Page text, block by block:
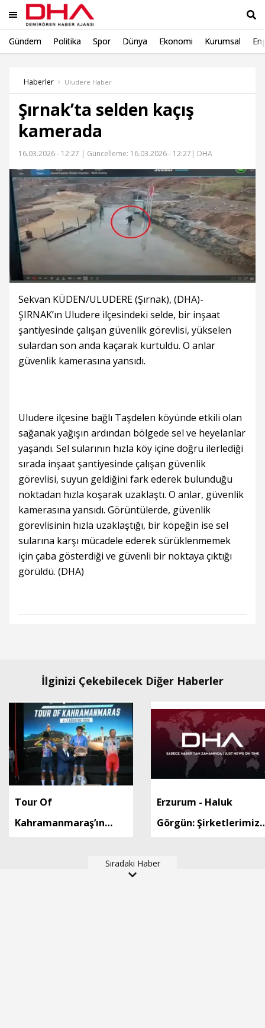
Gündem Politika Spor Dünya Ekonomi Kurumsal
Haberler Uludere Haber
Şırnak’ta selden kaçış
kamerada
16.03.2026 - 12:27 | Güncelleme: 16.03.2026 - 12:27 | DHA
Sekvan KÜDEN/ULUDERE (Şırnak), (DHA)-
ŞIRNAK’ın Uludere ilçesindeki selde, bir inşaat
şantiyesinde çalışan güvenlik görevlisi, yükselen
sulardan son anda kaçarak kurtuldu. O anlar
güvenlik kamerasına yansıdı.
Uludere ilçesine bağlı Taşdelen köyünde etkili olan
sağanak yağışın ardından bölgede sel ve heyelanlar
yaşandı. Sel sularının hızla köy içine doğru ilerlediği
sırada inşaat şantiyesinde çalışan güvenlik
görevlisi, suyun geldiğini fark ederek bulunduğu
noktadan hızla koşarak uzaklaştı. O anlar, güvenlik
kamerasına yansıdı. Görüntülerde, güvenlik
görevlisinin hızla uzaklaştığı, bir köpeğin ise sel
sularına karşı mücadele ederek sürüklenmemek
için çaba gösterdiği ve güvenli bir noktaya çıktığı
görüldü. (DHA)
İlginizi Çekebilecek Diğer Haberler
Tour Of
Kahramanmaraş’ın
Kyrylo Tsarenko oldu
Erzurum - Haluk
Görgün: Şirketlerimiz,
ülkeye 10 milyar dolar
Sıradaki Haber